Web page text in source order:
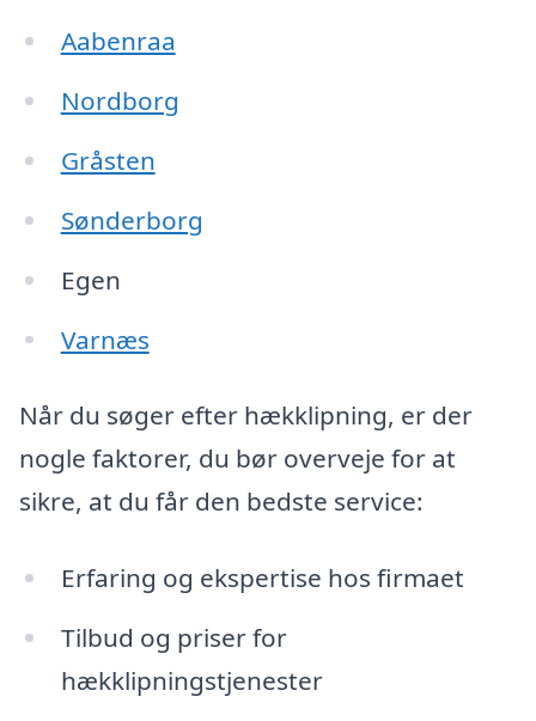
Aabenraa
Nordborg
Gråsten
Sønderborg
Egen
Varnæs
Når du søger efter hækklipning, er der
nogle faktorer, du bør overveje for at
sikre, at du får den bedste service:
Erfaring og ekspertise hos firmaet
Tilbud og priser for
hækklipningstjenester